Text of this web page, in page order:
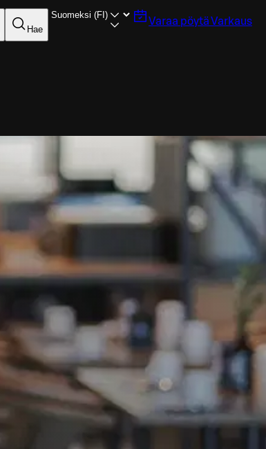
Hae
Varaa pöytäVarkaus